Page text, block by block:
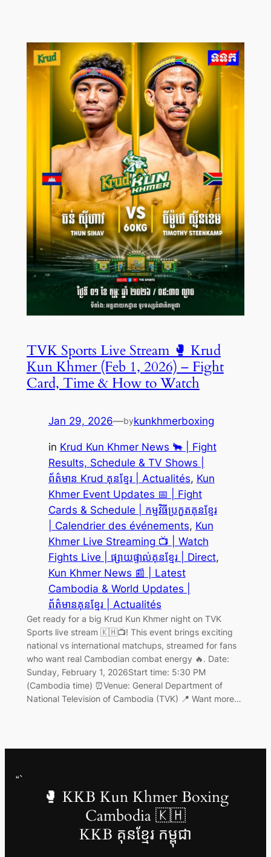
TVK Sports Live Stream 🥊 Krud
Kun Khmer (Feb 1, 2026) – Fight
Card, Time & How to Watch
Jan 29, 2026—bykunkhmerboxing
in Krud Kun Khmer News 🐂 | Fight
Results, Schedule & TV Shows |
ព័ត៌មាន Krud គុនខ្មែរ | Actualités, Kun
Khmer Event Updates 📅 | Fight
Cards & Schedule | កម្មវិធីប្រកួតគុនខ្មែរ
| Calendrier des événements, Kun
Khmer Live Streaming 📺 | Watch
Fights Live | ផ្សាយផ្ទាល់គុនខ្មែរ | Direct
Kun Khmer News 📰 | Latest
Cambodia & World Updates |
ព័ត៌មានគុនខ្មែរ | Actualités
Get ready for a big Krud Kun Khmer night on TVK
Sports live stream 🇰🇭📺! This event brings exciting
national vs international matchups, streamed for fans
who want real Cambodian combat energy 🔥. Date:
Sunday, February 1, 2026Start time: 5:30 PM
(Cambodia time) ⏰Venue: General Department of
National Television of Cambodia (TVK) 📍 Want more…
“`
🥊 KKB Kun Khmer Boxing
Cambodia 🇰🇭
KKB គុនខ្មែរ កម្ពុជា